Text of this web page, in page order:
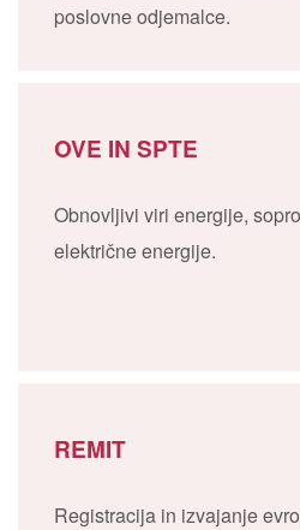
poslovne odjemalce.
OVE IN SPTE
Obnovljivi viri energije,
električne energije.
REMIT
Registracija in izvajanje